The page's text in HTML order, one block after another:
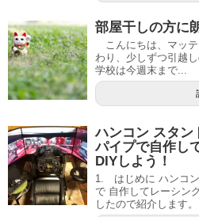
部屋干しの方に
こんにちは、マッ
わり、少しずつ引越
学校は今週末まで...
ハンコン スタン
パイプで自作し
DIYしよう！
1. はじめに ハンコ
で 自作してレーシン
したので紹介します